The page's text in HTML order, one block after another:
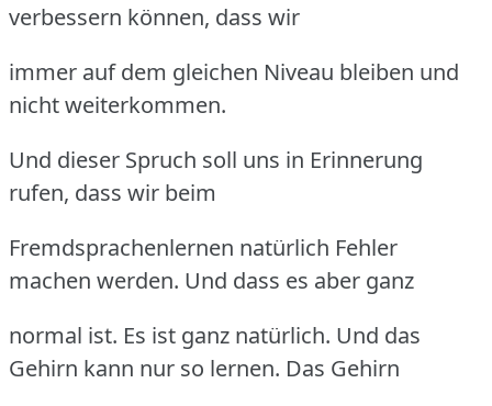
verbessern können, dass wir
immer auf dem gleichen Niveau bleiben und
nicht weiterkommen.
Und dieser Spruch soll uns in Erinnerung
rufen, dass wir beim
Fremdsprachenlernen natürlich Fehler
machen werden. Und dass es aber ganz
normal ist. Es ist ganz natürlich. Und das
Gehirn kann nur so lernen. Das Gehirn